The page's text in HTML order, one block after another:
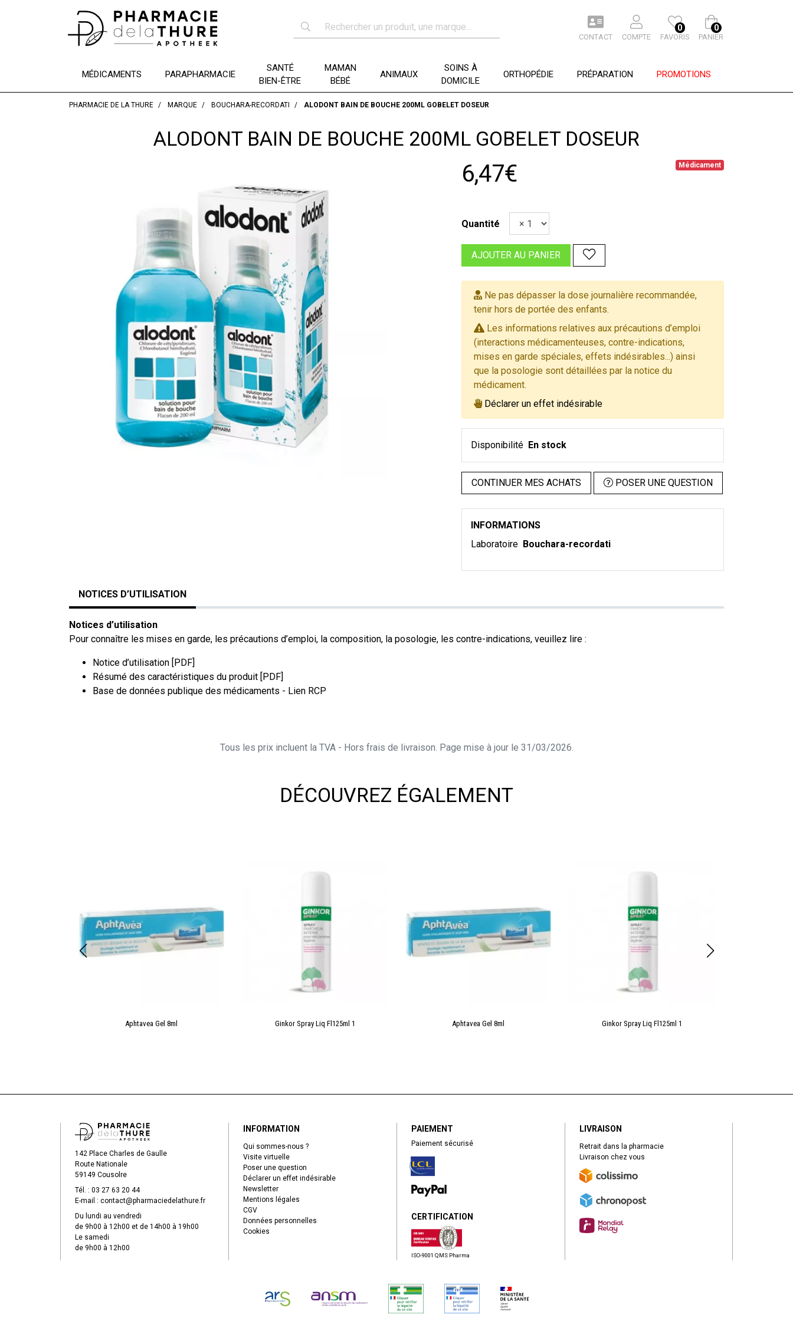
CONTACT COMPTE FAVORIS
0
PANIER
0
MÉDICAMENTS PARAPHARMACIE
SANTÉ
BIEN-ÊTRE
MAMAN
BÉBÉ
ANIMAUX
SOINS À
DOMICILE
ORTHOPÉDIE PRÉPARATION PROMOTIONS
PHARMACIE DE LA THURE MARQUE BOUCHARA-RECORDATI ALODONT BAIN DE BOUCHE 200ML GOBELET DOSEUR
ALODONT BAIN DE BOUCHE 200ML GOBELET DOSEUR
Médicament
6,47€
Quantité
AJOUTER AU PANIER
Ne pas dépasser la dose journalière recommandée,
tenir hors de portée des enfants.
Les informations relatives aux précautions d’emploi
(interactions médicamenteuses, contre-indications,
mises en garde spéciales, effets indésirables...) ainsi
que la posologie sont détaillées par la notice du
médicament.
Déclarer un effet indésirable
Disponibilité En stock
CONTINUER MES ACHATS POSER UNE QUESTION
INFORMATIONS
Laboratoire Bouchara-recordati
NOTICES D’UTILISATION
Notices d’utilisation
Pour connaître les mises en garde, les précautions d’emploi, la composition, la posologie, les contre-indications, veuillez lire :
Notice d’utilisation [PDF]
Résumé des caractéristiques du produit [PDF]
Base de données publique des médicaments - Lien RCP
Tous les prix incluent la TVA - Hors frais de livraison. Page mise à jour le 31/03/2026.
DÉCOUVREZ ÉGALEMENT
Aphtavea Gel 8ml Ginkor Spray Liq Fl125ml 1 Aphtavea Gel 8ml Ginkor Spray Liq Fl125ml 1
142 Place Charles de Gaulle
Route Nationale
59149 Cousolre
Tél. : 03 27 63 20 44
E-mail : contact@pharmaciedelathure.fr
Du lundi au vendredi
de 9h00 à 12h00 et de 14h00 à 19h00
Le samedi
de 9h00 à 12h00
INFORMATION
Qui sommes-nous ?
Visite virtuelle
Poser une question
Déclarer un effet indésirable
Newsletter
Mentions légales
CGV
Données personnelles
Cookies
PAIEMENT
Paiement sécurisé
CERTIFICATION
ISO-9001 QMS Pharma
LIVRAISON
Retrait dans la pharmacie
Livraison chez vous